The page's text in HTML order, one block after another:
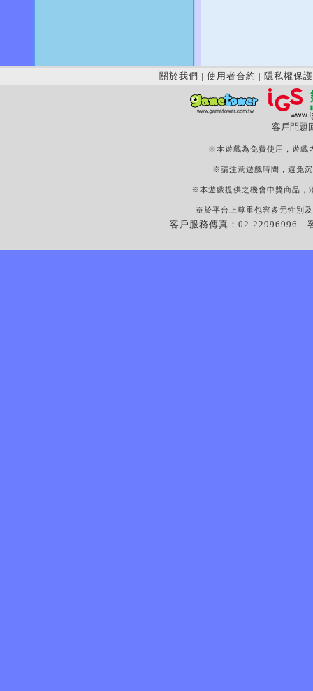
關於我們 | 使用者合約 | 隱私權保護
客戶問題
※本遊戲為免費使用，遊戲
※請注意遊戲時間，避免
※本遊戲提供之機會中獎商品，
※於平台上尊重包容多元性別
客戶服務傳真：02-22996996